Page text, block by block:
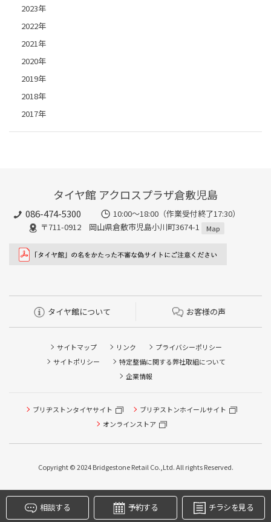
2023年
2022年
2021年
2020年
2019年
2018年
2017年
タイヤ館 アクロスプラザ倉敷児島
086-474-5300
10:00〜18:00（作業受付終了17:30）
〒711-0912 岡山県倉敷市児島小川町3674-1
Map
タイヤ館について お客様の声
サイトマップ リンク
プライバシーポリシー
サイトポリシー
特定整備に関する弊社取組について
企業情報
ブリヂストンタイヤサイト
ブリヂストンホイールサイト
オンラインストア
Copyright © 2024 Bridgestone Retail Co.,Ltd. All rights Reserved.
相談する 予約する チラシを見る
タイヤ点検・安全点検/タイヤ履き替え/オイル交換/その他
ピット作業の予約
本日のタイヤ履き替え順番待ち予約 ※クローク契約会員の